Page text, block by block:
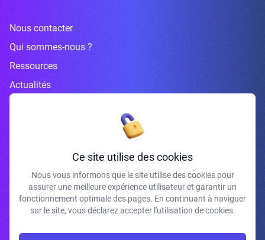
Nous contacter
Qui sommes-nous ?
Ressources
Actualités
Inscrivez-vous à la newsletter
J'accepte de recevoir vos e-mails et confirme avoir pris connaissance de
votre politique de confidentialité et mentions légales.
Ce site utilise des cookies
Nous vous informons que le site utilise des cookies pour
assurer une meilleure expérience utilisateur et garantir un
fonctionnement optimale des pages. En continuant à naviguer
sur le site, vous déclarez accepter l'utilisation de cookies.